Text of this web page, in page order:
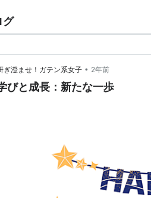
グ
ぎ澄ませ！ガテン系女子 • 2年前
びと成長：新たな一歩